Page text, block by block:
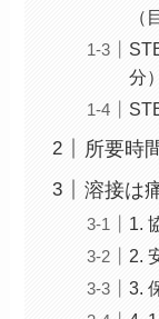
（
分）
所要時
溶接は
1.
2.
3.